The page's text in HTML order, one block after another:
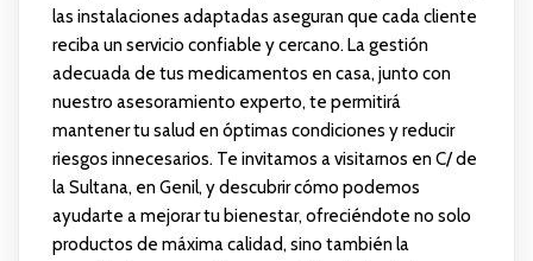
las instalaciones adaptadas aseguran que cada cliente
reciba un servicio confiable y cercano. La gestión
adecuada de tus medicamentos en casa, junto con
nuestro asesoramiento experto, te permitirá
mantener tu salud en óptimas condiciones y reducir
riesgos innecesarios. Te invitamos a visitarnos en C/ de
la Sultana, en Genil, y descubrir cómo podemos
ayudarte a mejorar tu bienestar, ofreciéndote no solo
productos de máxima calidad, sino también la